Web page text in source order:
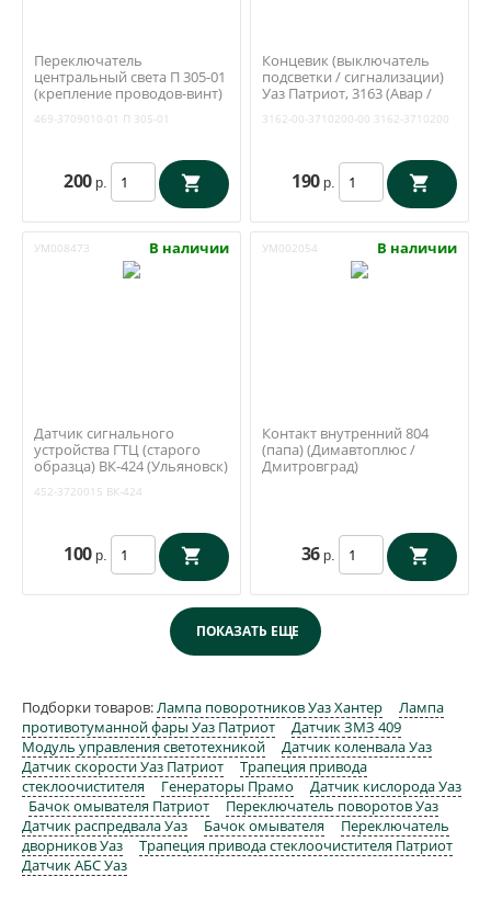
Переключатель
центральный света П 305-01
(крепление проводов-винт)
3709010-01
469-3709010-01 П 305-01
200 р.
Концевик (выключатель
подсветки / сигнализации)
Уаз Патриот, 3163 (Авар /
3162-00-3710200-00 3162-3710200
190 р.
УМ008473 В наличии
Датчик сигнального
устройства ГТЦ (старого
образца) ВК-424 (Ульяновск)
452-3720015 ВК-424
100 р.
УМ002054 В наличии
Контакт внутренний 804
(папа) (Димавтоплюс /
Дмитровград)
36 р.
Подборки товаров:Лампа поворотников Уаз Хантер
Лампа
противотуманной фары Уаз Патриот
Датчик ЗМЗ 409
Модуль управления светотехникой
Датчик коленвала Уаз
Датчик скорости Уаз Патриот
Трапеция привода
стеклоочистителя
Генераторы Прамо
Датчик кислорода Уаз
Бачок омывателя Патриот
Переключатель поворотов Уаз
Датчик распредвала Уаз
Бачок омывателя
Переключатель
дворников Уаз
Трапеция привода стеклоочистителя Патриот
Датчик АБС Уаз